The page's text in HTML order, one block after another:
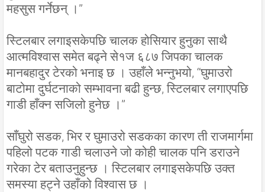
महसुस गर्नेछन् ।”
स्टिलबार लगाइसकेपछि चालक होसियार हुनुका साथै
आत्मविश्वास समेत बढ्ने से१ज ६८७ जिपका चालक
मानबहादुर टेरको भनाइ छ । उहाँले भन्नुभयो, “घुमाउरो
बाटोमा दुर्घटनाको सम्भावना बढी हुन्छ, स्टिलबार लगाएपछि
गाडी हाँक्न सजिलो हुनेछ ।”
साँघुरो सडक, भिर र घुमाउरो सडकका कारण ती राजमार्गमा
पहिलो पटक गाडी चलाउने जो कोही चालक पनि डराउने
गरेका टेर बताउनुहुन्छ । स्टिलबार लगाइसकेपछि उक्त
समस्या हट्ने उहाँको विश्वास छ ।